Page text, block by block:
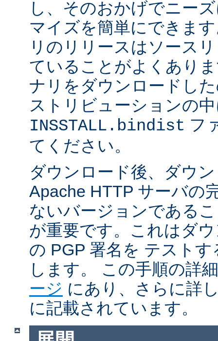
し、そのおかげでニー
マイズを簡単にできま
リのリリースはソース
ていることがよくあり
ナリをダウンロードし
ストリビューションの
INSSTALL.bindist フ
てください。
ダウンロード後、ダウ
Apache HTTP サーバの
ないバージョンである
が重要です。これはダ
の PGP 署名を テスト
します。 この手順の詳
ージ にあり、さらに詳
に記載されています。